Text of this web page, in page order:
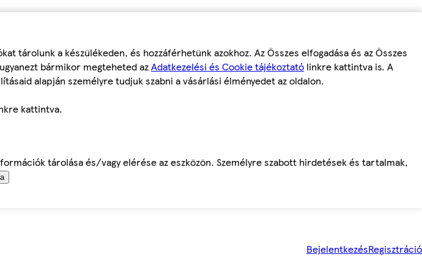
tárolunk a készülékeden, és hozzáférhetünk azokhoz. Az Összes elfogadása és az Összes
bármikor megteheted azAdatkezelési és Cookie tájékoztató linkre kattintva is. A
alapján személyre tudjuk szabni a vásárlási élményedet az oldalon.
kattintva.
tárolása és/vagy elérése az eszközön. Személyre szabott hirdetések és tartalmak,
BejelentkezésRegisztráció